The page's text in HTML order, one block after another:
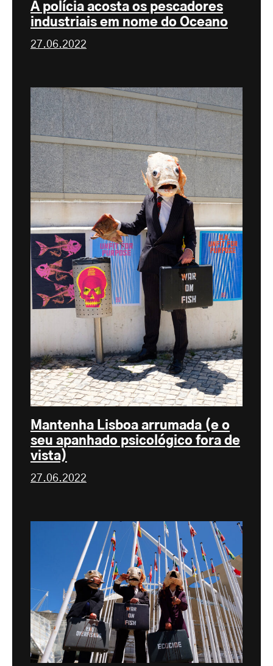
A polícia acosta os pescadores
industriais em nome do Oceano
27.06.2022
Mantenha Lisboa arrumada (e o
seu apanhado psicológico fora de
vista)
27.06.2022